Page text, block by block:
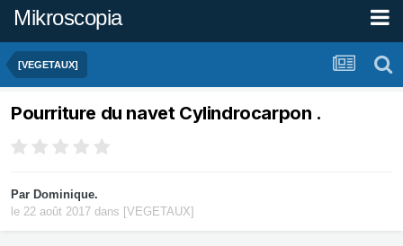
Mikroscopia
[VEGETAUX]
Pourriture du navet Cylindrocarpon .
Par Dominique.
le 22 août 2017 dans [VEGETAUX]